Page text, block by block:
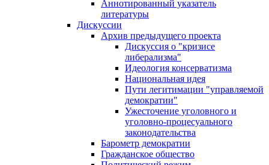
Аннотированный указатель
литературы
Дискуссии
Архив предыдущего проекта
Дискуссия о "кризисе
либерализма"
Идеология консерватизма
Национальная идея
Пути легитимации "управляемой
демократии"
Ужесточение уголовного и
уголовно-процесуального
законодательства
Барометр демократии
Гражданское общество